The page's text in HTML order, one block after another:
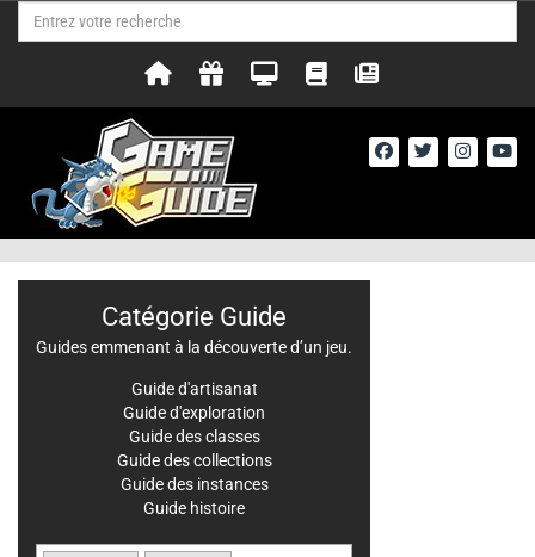
Catégorie Guide
Guides emmenant à la découverte d’un jeu.
Guide d'artisanat
Guide d'exploration
Guide des classes
Guide des collections
Guide des instances
Guide histoire